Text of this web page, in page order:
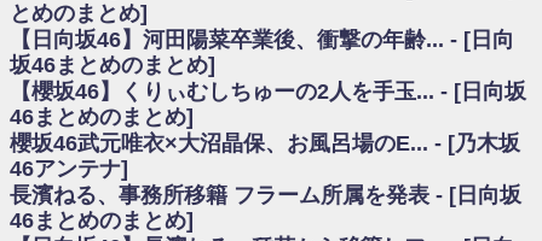
乃木坂欅坂まとめのまとめ / 【日向坂46】この月、何かあるのか！？『お
願いバッハ！』ミーグリ日程がこちら
欅坂/日向坂46まとめのまとめ / 【櫻坂46】ミーグリで喧嘩！？山下瞳月、
これはマジギレしてる
乃木坂46アンテナ / 【櫻坂46】ハリソン守屋「ゆーづのせいです」【ラヴ
ィット!】
乃木坂あんてな ～乃木坂46・欅坂46・日向坂46のニュース・情報・話題
をピックアップ / 良い品揃え！櫻坂46 12thシングル『Make or Break』オフィ
シャルグッズ絶賛販売受付中
日向坂46まとめのまとめ / 【日向坂46】この月、何かあるのか！？『お願
いバッハ！』ミーグリ日程がこちら
とめのまとめ]
【日向坂46】河田陽菜卒業後、衝撃の年齢... - [日向
坂46まとめのまとめ]
【櫻坂46】くりぃむしちゅーの2人を手玉... - [日向坂
46まとめのまとめ]
櫻坂46武元唯衣×大沼晶保、お風呂場のE... - [乃木坂
46アンテナ]
長濱ねる、事務所移籍 フラーム所属を発表 - [日向坂
46まとめのまとめ]